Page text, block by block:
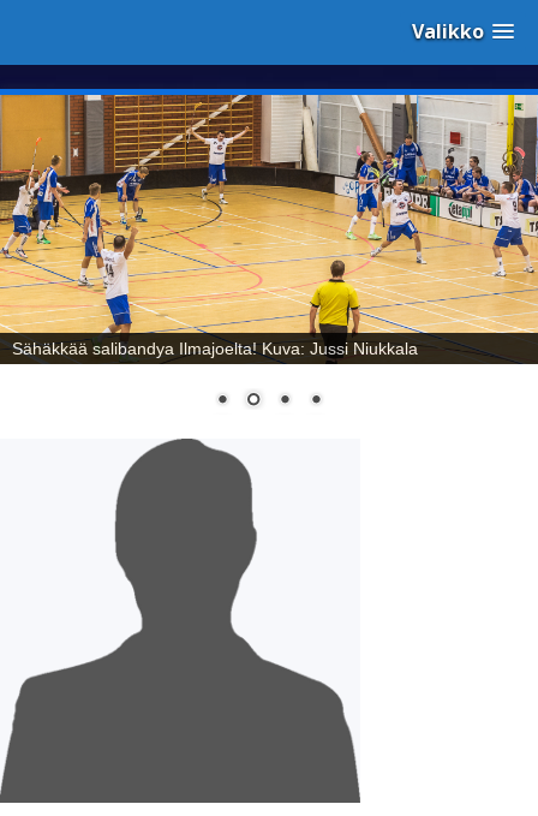
Valikko
Sähäkkää salibandya Ilmajoelta! Kuva: Jussi Niukkala